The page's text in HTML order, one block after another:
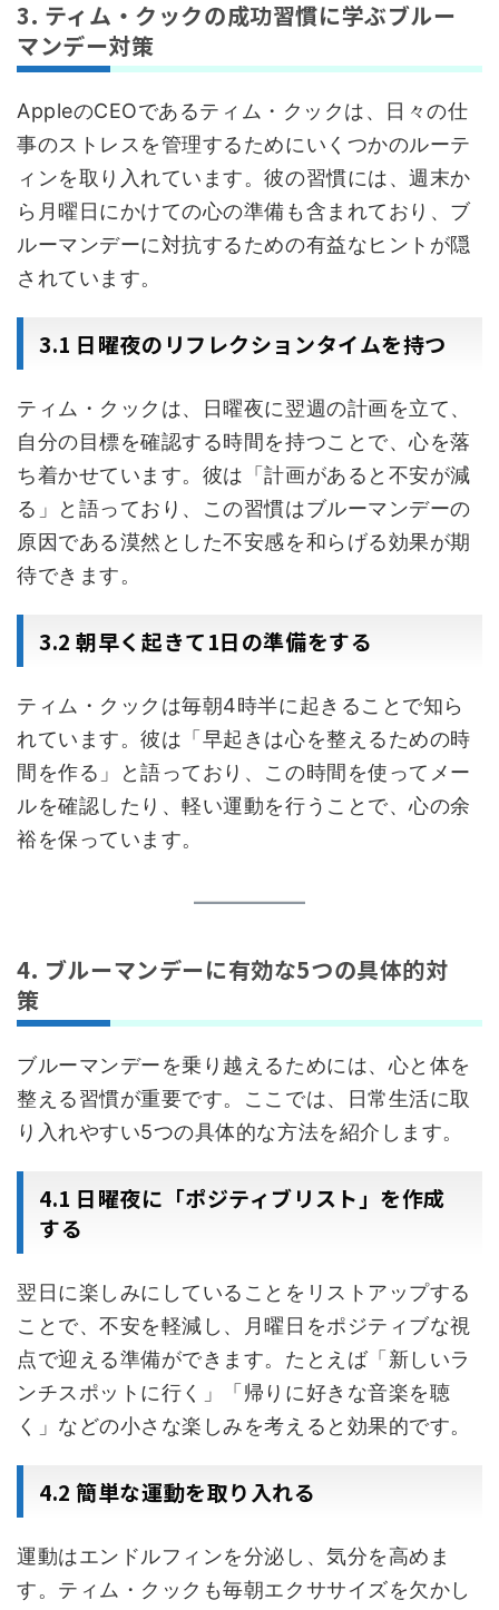
3. ティム・クックの成功習慣に学ぶブルー
マンデー対策
AppleのCEOであるティム・クックは、日々の仕
事のストレスを管理するためにいくつかのルーテ
ィンを取り入れています。彼の習慣には、週末か
ら月曜日にかけての心の準備も含まれており、ブ
ルーマンデーに対抗するための有益なヒントが隠
されています。
3.1 日曜夜のリフレクションタイムを持つ
ティム・クックは、日曜夜に翌週の計画を立て、
自分の目標を確認する時間を持つことで、心を落
ち着かせています。彼は「計画があると不安が減
る」と語っており、この習慣はブルーマンデーの
原因である漠然とした不安感を和らげる効果が期
待できます。
3.2 朝早く起きて1日の準備をする
ティム・クックは毎朝4時半に起きることで知ら
れています。彼は「早起きは心を整えるための時
間を作る」と語っており、この時間を使ってメー
ルを確認したり、軽い運動を行うことで、心の余
裕を保っています。
4. ブルーマンデーに有効な5つの具体的対
策
ブルーマンデーを乗り越えるためには、心と体を
整える習慣が重要です。ここでは、日常生活に取
り入れやすい5つの具体的な方法を紹介します。
4.1 日曜夜に「ポジティブリスト」を作成
する
翌日に楽しみにしていることをリストアップする
ことで、不安を軽減し、月曜日をポジティブな視
点で迎える準備ができます。たとえば「新しいラ
ンチスポットに行く」「帰りに好きな音楽を聴
く」などの小さな楽しみを考えると効果的です。
4.2 簡単な運動を取り入れる
運動はエンドルフィンを分泌し、気分を高めま
す。ティム・クックも毎朝エクササイズを欠かし